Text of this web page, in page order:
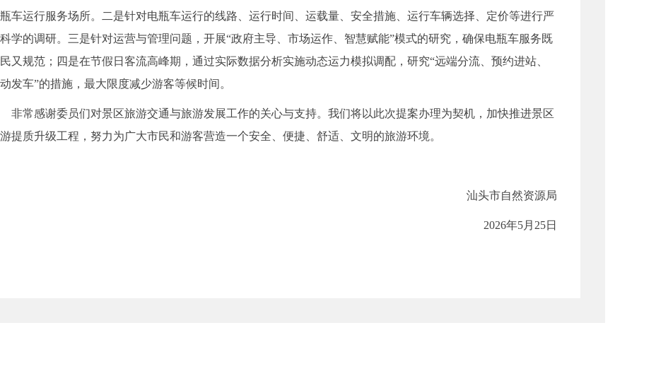
车运行服务场所。二是针对电瓶车运行的线路、运行时间、运载量、安全措施、运行车辆选择、定价等进行严
学的调研。三是针对运营与管理问题，开展“政府主导、市场运作、智慧赋能”模式的研究，确保电瓶车服务既
又规范；四是在节假日客流高峰期，通过实际数据分析实施动态运力模拟调配，研究“远端分流、预约进站、
发车”的措施，最大限度减少游客等候时间。
常感谢委员们对景区旅游交通与旅游发展工作的关心与支持。我们将以此次提案办理为契机，加快推进景区
提质升级工程，努力为广大市民和游客营造一个安全、便捷、舒适、文明的旅游环境。
汕头市自然资源局
2026年5月25日